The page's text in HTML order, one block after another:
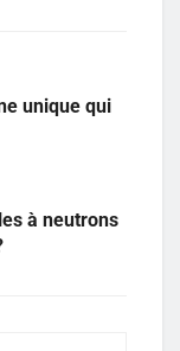
unique qui
à neutrons